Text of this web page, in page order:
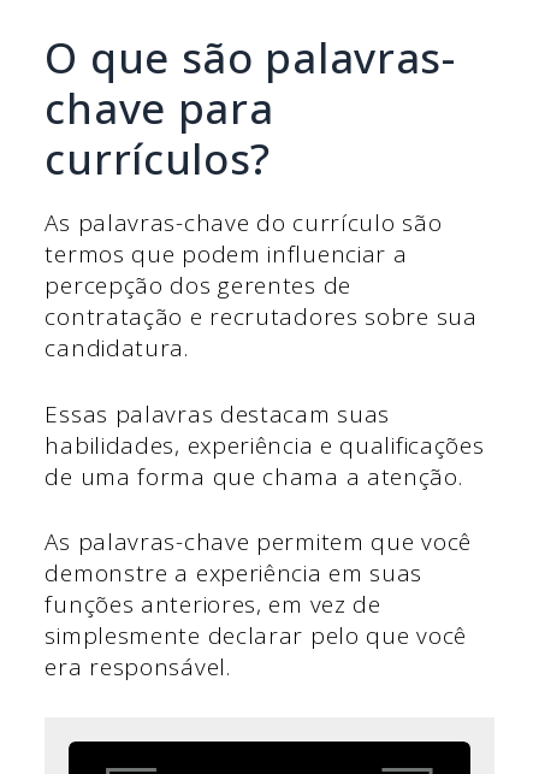
O que são palavras-
chave para
currículos?
As palavras-chave do currículo são
termos que podem influenciar a
percepção dos gerentes de
contratação e recrutadores sobre sua
candidatura.
Essas palavras destacam suas
habilidades, experiência e qualificações
de uma forma que chama a atenção.
As palavras-chave permitem que você
demonstre a experiência em suas
funções anteriores, em vez de
simplesmente declarar pelo que você
era responsável.